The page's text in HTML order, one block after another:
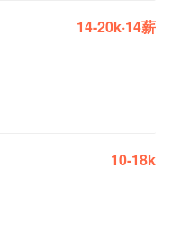
14-20k·14薪
10-18k